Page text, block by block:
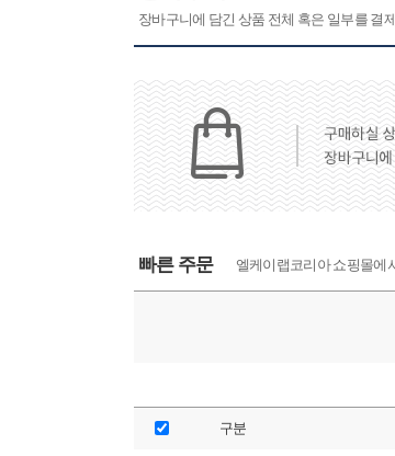
장바구니에 담긴 상품 전체 혹은 일부를 결
빠른 주문 엘케이랩코리아 쇼핑몰에
구분